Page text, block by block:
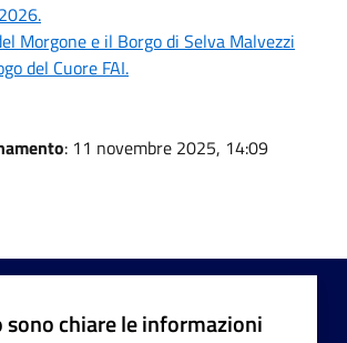
Morgone e il Borgo di Selva Malvezzi
del Cuore FAI.
: 11 novembre 2025, 14:09
sono chiare le informazioni